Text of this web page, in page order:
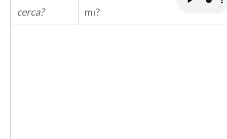
cerca?
mı?